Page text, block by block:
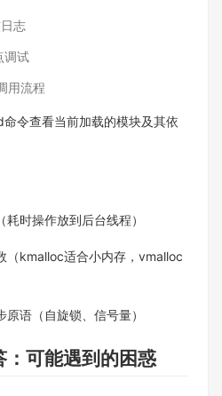
志​
调试​
用流程​
命令查看当前加载的模块及其依
时操作放到后台线程）​
（kmalloc适合小内存，vmalloc
语（自旋锁、信号量）​
：可能遇到的困惑​